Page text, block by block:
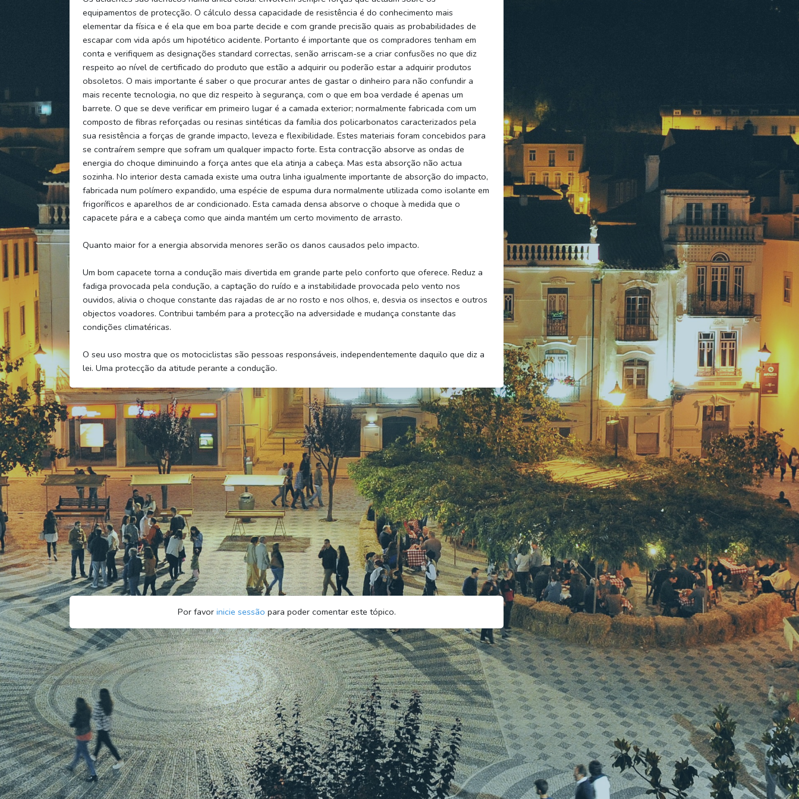
equipamentos de protecção. O cálculo dessa capacidade de resistência é do conhecimento mais
elementar da física e é ela que em boa parte decide e com grande precisão quais as probabilidades de
escapar com vida após um hipotético acidente. Portanto é importante que os compradores tenham em
conta e verifiquem as designações standard correctas, senão arriscam-se a criar confusões no que diz
respeito ao nível de certificado do produto que estão a adquirir ou poderão estar a adquirir produtos
obsoletos. O mais importante é saber o que procurar antes de gastar o dinheiro para não confundir a
mais recente tecnologia, no que diz respeito à segurança, com o que em boa verdade é apenas um
barrete. O que se deve verificar em primeiro lugar é a camada exterior; normalmente fabricada com um
composto de fibras reforçadas ou resinas sintéticas da família dos policarbonatos caracterizados pela
sua resistência a forças de grande impacto, leveza e flexibilidade. Estes materiais foram concebidos para
se contraírem sempre que sofram um qualquer impacto forte. Esta contracção absorve as ondas de
energia do choque diminuindo a força antes que ela atinja a cabeça. Mas esta absorção não actua
sozinha. No interior desta camada existe uma outra linha igualmente importante de absorção do impacto,
fabricada num polímero expandido, uma espécie de espuma dura normalmente utilizada como isolante em
frigoríficos e aparelhos de ar condicionado. Esta camada densa absorve o choque à medida que o
capacete pára e a cabeça como que ainda mantém um certo movimento de arrasto.
Quanto maior for a energia absorvida menores serão os danos causados pelo impacto.
Um bom capacete torna a condução mais divertida em grande parte pelo conforto que oferece. Reduz a
fadiga provocada pela condução, a captação do ruído e a instabilidade provocada pelo vento nos
ouvidos, alivia o choque constante das rajadas de ar no rosto e nos olhos, e, desvia os insectos e outros
objectos voadores. Contribui também para a protecção na adversidade e mudança constante das
condições climatéricas.
O seu uso mostra que os motociclistas são pessoas responsáveis, independentemente daquilo que diz a
lei. Uma protecção da atitude perante a condução.
Por favor inicie sessão para poder comentar este tópico.